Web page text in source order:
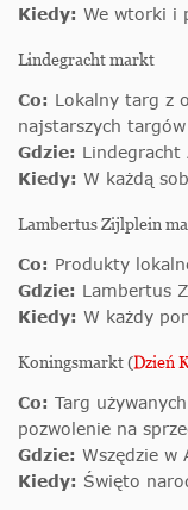
Kiedy: We wtorki i
Lindegracht markt
Co: Lokalny targ z
najstarszych
Gdzie:
Kiedy: W każdą
Lambertus Zijlplein
Co: Produkty
Gdzie: Lambertus
Kiedy: W każdy
Koningsmarkt (Dzień
Co: Targ
pozwolenie na
Gdzie: Wszędzie w
Kiedy: Święto